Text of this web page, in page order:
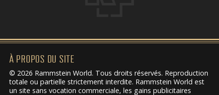
À PROPOS DU SITE
© 2026 Rammstein World. Tous droits réservés. Reproduction
totale ou partielle strictement interdite. Rammstein World est
un site sans vocation commerciale, les gains publicitaires